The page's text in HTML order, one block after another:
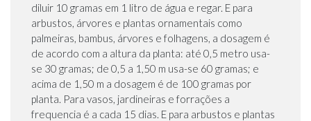
diluir 10 gramas em 1 litro de água e regar. E para
arbustos, árvores e plantas ornamentais como
palmeiras, bambus, árvores e folhagens, a dosagem é
de acordo com a altura da planta: até 0,5 metro usa-
se 30 gramas; de 0,5 a 1,50 m usa-se 60 gramas; e
acima de 1,50 m a dosagem é de 100 gramas por
planta. Para vasos, jardineiras e forrações a
frequencia é a cada 15 dias. E para arbustos e plantas